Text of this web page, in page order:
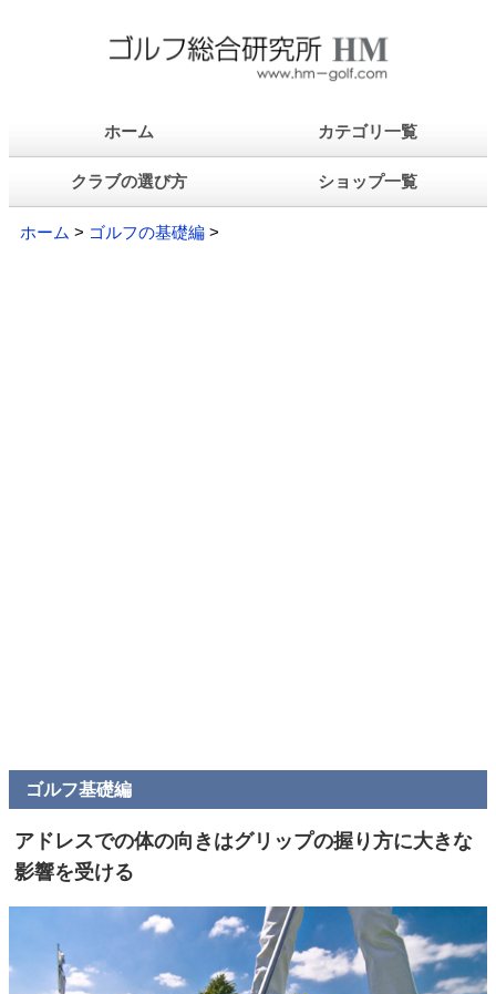
ホーム カテゴリ一覧
クラブの選び方 ショップ一覧
ホーム > ゴルフの基礎編 >
ゴルフ基礎編
アドレスでの体の向きはグリップの握り方に大きな
影響を受ける